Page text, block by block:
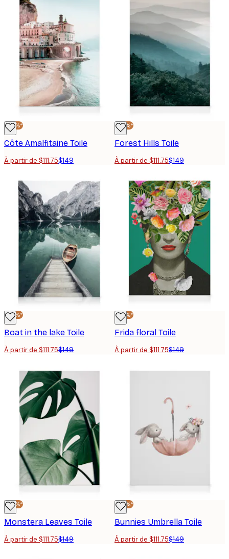
-25%*
Côte Amalfitaine Toile
À partir de $111.75$149
-25%*
Forest Hills Toile
À partir de $111.75$149
-25%*
Boat in the lake Toile
À partir de $111.75$149
-25%*
Frida floral Toile
À partir de $111.75$149
-25%*
Monstera Leaves Toile
À partir de $111.75$149
-25%*
Bunnies Umbrella Toile
À partir de $111.75$149